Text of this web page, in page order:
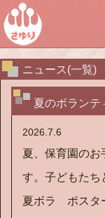
ニュース(一覧)
夏のボランテ
2026.7.6
夏、保育園のお
す。子どもたち
夏ボラ ポスタ